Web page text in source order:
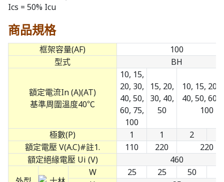
Ics = 50% Icu
商品規格
框架容量(AF)
100
型式
BH
額定電流In (A)(AT)
基準周圍溫度40℃
10, 15,
20, 30,
40, 50,
60, 75,
100
15, 20,
30, 40,
50
10, 15, 20,
40, 50, 60,
100
極數(P) 1 1 2
額定電壓 V(A.C)#註1.
110 220
220
額定絕緣電壓 Ui (V)
460
W 25 25 50